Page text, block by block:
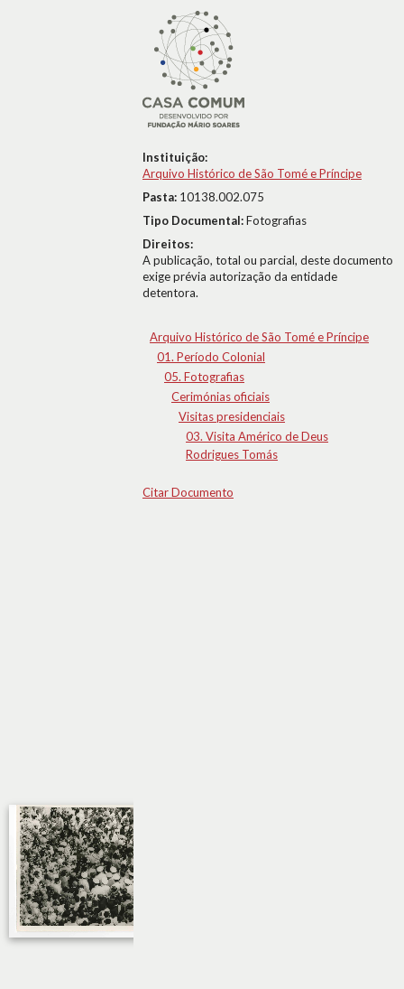
Instituição:
Arquivo Histórico de São Tomé e Príncipe
Pasta: 10138.002.075
Tipo Documental:Fotografias
Direitos:
A publicação, total ou parcial, deste documento
exige prévia autorização da entidade
detentora.
Arquivo Histórico de São Tomé e Príncipe
01. Período Colonial
05. Fotografias
Cerimónias oficiais
Visitas presidenciais
03. Visita Américo de Deus
Rodrigues Tomás
Citar Documento